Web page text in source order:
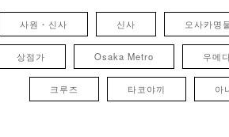
사원・신사 신사 오사카명
상점가 Osaka Metro 우메
크루즈 타코야끼 아